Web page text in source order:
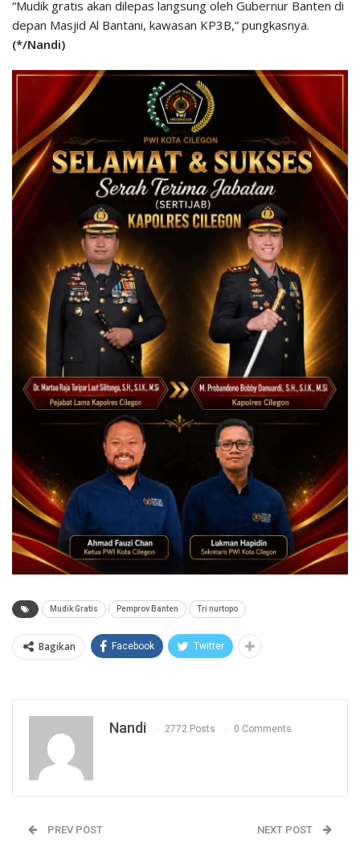
“Mudik gratis akan dilepas langsung oleh Gubernur Banten di
depan Masjid Al Bantani, kawasan KP3B,” pungkasnya.
(*/Nandi)
Mudik Gratis Pemprov Banten Tri nurtopo
Bagikan Facebook Twitter
Nandi 2772 Posts 0 Comments
PREV POST NEXT POST